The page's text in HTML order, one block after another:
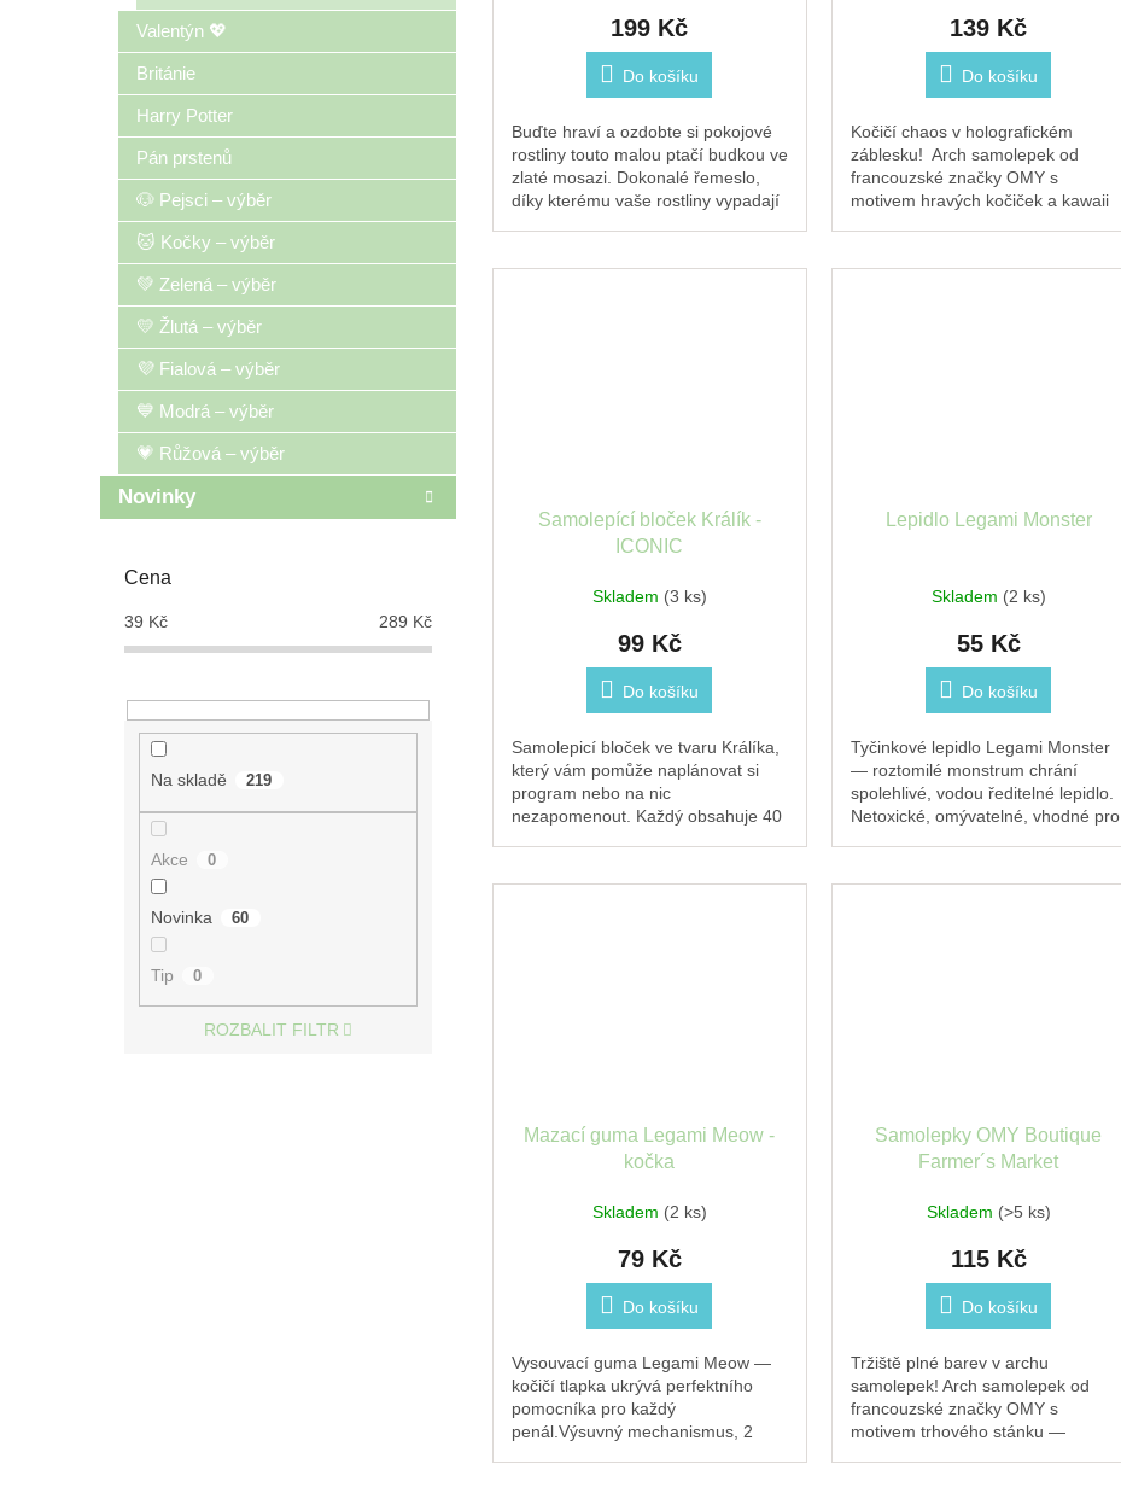
Valentýn 💖
Británie
Harry Potter
Pán prstenů
🐶 Pejsci – výběr
🐱 Kočky – výběr
💚 Zelená – výběr
💛 Žlutá – výběr
💜 Fialová – výběr
💙 Modrá – výběr
💗 Růžová – výběr
Novinky
Cena
39 Kč 289 Kč
Na skladě 219
Akce 0
Novinka 60
Tip 0
ROZBALIT FILTR
199 Kč
Do košíku
Buďte hraví a ozdobte si pokojové
rostliny touto malou ptačí budkou ve
zlaté mosazi. Dokonalé řemeslo,
díky kterému vaše rostliny vypadají
139 Kč
Do košíku
Kočičí chaos v holografickém
záblesku! Arch samolepek od
francouzské značky OMY s
motivem hravých kočiček a kawaii
Samolepící bloček Králík -
ICONIC
Skladem (3 ks)
99 Kč
Do košíku
Samolepicí bloček ve tvaru Králíka,
který vám pomůže naplánovat si
program nebo na nic
nezapomenout. Každý obsahuje 40
Lepidlo Legami Monster
Skladem (2 ks)
55 Kč
Do košíku
Tyčinkové lepidlo Legami Monster
— roztomilé monstrum chrání
spolehlivé, vodou ředitelné lepidlo.
Netoxické, omývatelné, vhodné pro
Mazací guma Legami Meow -
kočka
Skladem (2 ks)
79 Kč
Do košíku
Vysouvací guma Legami Meow —
kočičí tlapka ukrývá perfektního
pomocníka pro každý
penál.Výsuvný mechanismus, 2
Samolepky OMY Boutique
Farmer´s Market
Skladem (>5 ks)
115 Kč
Do košíku
Tržiště plné barev v archu
samolepek! Arch samolepek od
francouzské značky OMY s
motivem trhového stánku —